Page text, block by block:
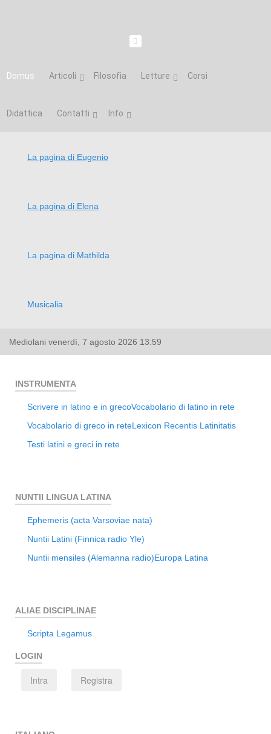
Domus Articoli Filosofia Letture Corsi
Didattica Contatti Info
La pagina di Eugenio
La pagina di Elena
La pagina di Mathilda
Musicalia
Mediolani venerdì, 7 agosto 2026 13:59
INSTRUMENTA
Scrivere in latino e in grecoVocabolario di latino in rete
Vocabolario di greco in reteLexicon Recentis Latinitatis
Testi latini e greci in rete
NUNTII LINGUA LATINA
Ephemeris (acta Varsoviae nata)
Nuntii Latini (Finnica radio Yle)
Nuntii mensiles (Alemanna radio)Europa Latina
ALIAE DISCIPLINAE
Scripta Legamus
LOGIN
Intra Registra